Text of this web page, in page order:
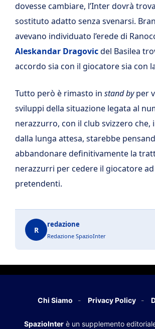
dovesse cambiare, l’Inter dovrà
sostituto adatto senza svenarsi.
avevano individuato l’erede di
Aleskandar Dragovicdel Basilea
accordo sia con il giocatore sia con
Tutto però è rimasto in stand byper
sviluppi della situazione legata al
nerazzurro, con il club svizzero che,
dalla lunga attesa, starebbe
abbandonare definitivamente la
nerazzurri per cedere il giocatore
pretendenti.
R
redazione
Redazione SpazioInter
Chi Siamo Privacy Policy
SpazioInter è un supplemento